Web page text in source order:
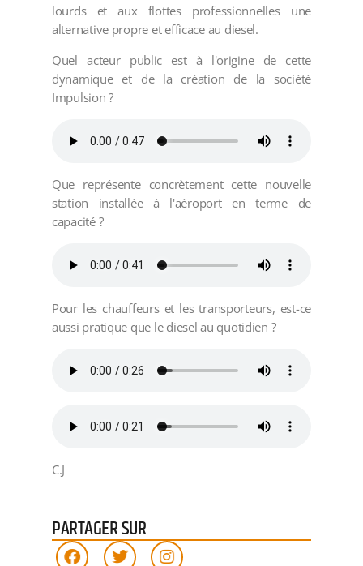
lourds et aux flottes professionnelles une
alternative propre et efficace au diesel.
Quel acteur public est à l'origine de cette
dynamique et de la création de la société
Impulsion ?
Que représente concrètement cette nouvelle
station installée à l'aéroport en terme de
capacité ?
Pour les chauffeurs et les transporteurs, est-ce
aussi pratique que le diesel au quotidien ?
C.J
PARTAGER SUR